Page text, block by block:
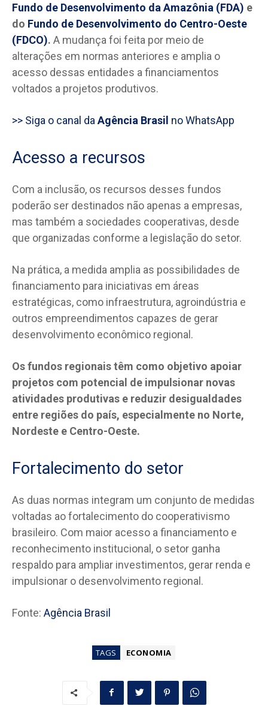
Fundo de Desenvolvimento da Amazônia (FDA) e
do Fundo de Desenvolvimento do Centro-Oeste
(FDCO). A mudança foi feita por meio de
alterações em normas anteriores e amplia o
acesso dessas entidades a financiamentos
voltados a projetos produtivos.
>> Siga o canal da Agência Brasil no WhatsApp
Acesso a recursos
Com a inclusão, os recursos desses fundos
poderão ser destinados não apenas a empresas,
mas também a sociedades cooperativas, desde
que organizadas conforme a legislação do setor.
Na prática, a medida amplia as possibilidades de
financiamento para iniciativas em áreas
estratégicas, como infraestrutura, agroindústria e
outros empreendimentos capazes de gerar
desenvolvimento econômico regional.
Os fundos regionais têm como objetivo apoiar
projetos com potencial de impulsionar novas
atividades produtivas e reduzir desigualdades
entre regiões do país, especialmente no Norte,
Nordeste e Centro-Oeste.
Fortalecimento do setor
As duas normas integram um conjunto de medidas
voltadas ao fortalecimento do cooperativismo
brasileiro. Com maior acesso a financiamento e
reconhecimento institucional, o setor ganha
respaldo para ampliar investimentos, gerar renda e
impulsionar o desenvolvimento regional.
Fonte: Agência Brasil
TAGS ECONOMIA